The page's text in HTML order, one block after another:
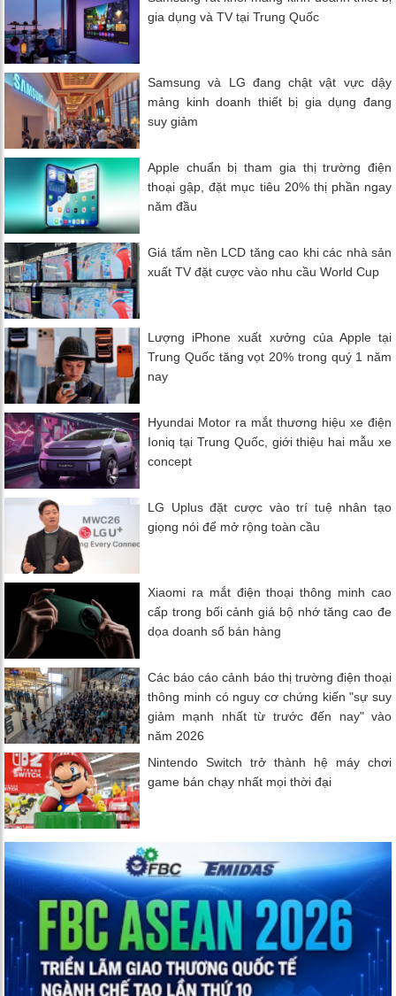
gia dụng và TV tại Trung Quốc
Samsung và LG đang chật vật vực dậy
mảng kinh doanh thiết bị gia dụng đang
suy giảm
Apple chuẩn bị tham gia thị trường điện
thoại gập, đặt mục tiêu 20% thị phần ngay
năm đầu
Giá tấm nền LCD tăng cao khi các nhà sản
xuất TV đặt cược vào nhu cầu World Cup
Lượng iPhone xuất xưởng của Apple tại
Trung Quốc tăng vọt 20% trong quý 1 năm
nay
Hyundai Motor ra mắt thương hiệu xe điện
Ioniq tại Trung Quốc, giới thiệu hai mẫu xe
concept
LG Uplus đặt cược vào trí tuệ nhân tạo
giọng nói để mở rộng toàn cầu
Xiaomi ra mắt điện thoại thông minh cao
cấp trong bối cảnh giá bộ nhớ tăng cao đe
dọa doanh số bán hàng
Các báo cáo cảnh báo thị trường điện thoại
thông minh có nguy cơ chứng kiến ​​"sự suy
giảm mạnh nhất từ ​​trước đến nay" vào
năm 2026
Nintendo Switch trở thành hệ máy chơi
game bán chạy nhất mọi thời đại